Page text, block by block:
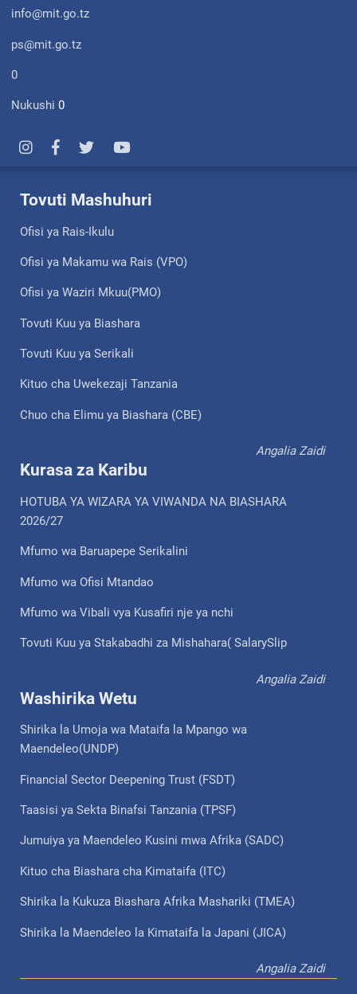
info@mit.go.tz
ps@mit.go.tz
0
Nukushi0
Tovuti Mashuhuri
Ofisi ya Rais-Ikulu
Ofisi ya Makamu wa Rais (VPO)
Ofisi ya Waziri Mkuu(PMO)
Tovuti Kuu ya Biashara
Tovuti Kuu ya Serikali
Kituo cha Uwekezaji Tanzania
Chuo cha Elimu ya Biashara (CBE)
Angalia Zaidi
Kurasa za Karibu
HOTUBA YA WIZARA YA VIWANDA NA BIASHARA
2026/27
Mfumo wa Baruapepe Serikalini
Mfumo wa Ofisi Mtandao
Mfumo wa Vibali vya Kusafiri nje ya nchi
Tovuti Kuu ya Stakabadhi za Mishahara( SalarySlip
Angalia Zaidi
Washirika Wetu
Shirika la Umoja wa Mataifa la Mpango wa
Maendeleo(UNDP)
Financial Sector Deepening Trust (FSDT)
Taasisi ya Sekta Binafsi Tanzania (TPSF)
Jumuiya ya Maendeleo Kusini mwa Afrika (SADC)
Kituo cha Biashara cha Kimataifa (ITC)
Shirika la Kukuza Biashara Afrika Mashariki (TMEA)
Shirika la Maendeleo la Kimataifa la Japani (JICA)
Angalia Zaidi